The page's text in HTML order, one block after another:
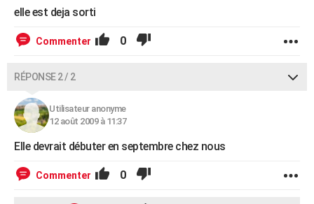
COPAINS D'AVANT
S'inscrire
Se connecter
Lycées
Collèges
Primaires
Universités
Entreprises
Service militaire
Avis de recherche
AVIS DE DÉCÈS
elle est deja sorti
Commenter 0
RÉPONSE 2 / 2
Utilisateur anonyme
12 août 2009 à 11:37
Elle devrait débuter en septembre chez nous
Commenter 0